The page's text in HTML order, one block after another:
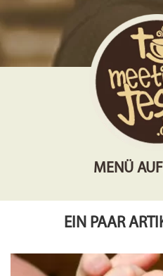
MENÜ
EIN PAAR